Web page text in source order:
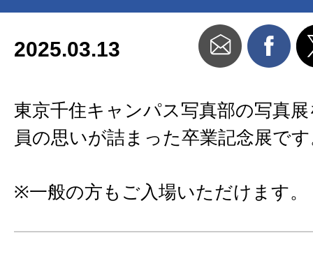
2025.03.13
東京千住キャンパス写真部の写真
員の思いが詰まった卒業記念展で
※一般の方もご入場いただけます。